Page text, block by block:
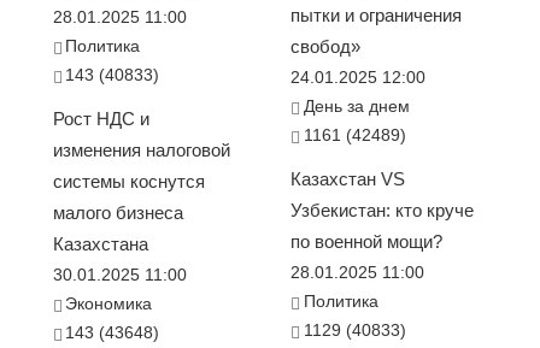
28.01.2025 11:00
Политика
143 (40833)
Рост НДС и
изменения налоговой
системы коснутся
малого бизнеса
Казахстана
30.01.2025 11:00
Экономика
143 (43648)
пытки и ограничения
свобод»
24.01.2025 12:00
День за днем
1161 (42489)
Казахстан VS
Узбекистан: кто круче
по военной мощи?
28.01.2025 11:00
Политика
1129 (40833)